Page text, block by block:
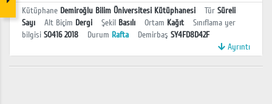
Kütüphane Demiroğlu Bilim Üniversitesi Kütüphanesi Tür Süreli
Sayı
Alt Biçim Dergi Şekil Basılı Ortam Kağıt
Sınıflama yer
bilgisi S0416 2018 Durum Rafta Demirbaş SY4FD8D42F
Ayrıntı